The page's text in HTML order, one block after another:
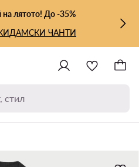
на лятото! До -35%
ДАМСКИ ЧАНТИ
стил